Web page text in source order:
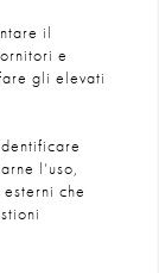
il
e
gli elevati
l’uso,
che